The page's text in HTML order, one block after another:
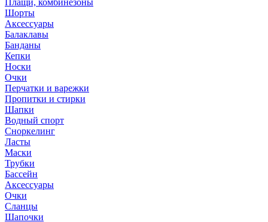
Плащи, комбинезоны
Шорты
Аксессуары
Балаклавы
Банданы
Кепки
Носки
Очки
Перчатки и варежки
Пропитки и стирки
Шапки
Водный спорт
Сноркелинг
Ласты
Маски
Трубки
Бассейн
Аксессуары
Очки
Сланцы
Шапочки